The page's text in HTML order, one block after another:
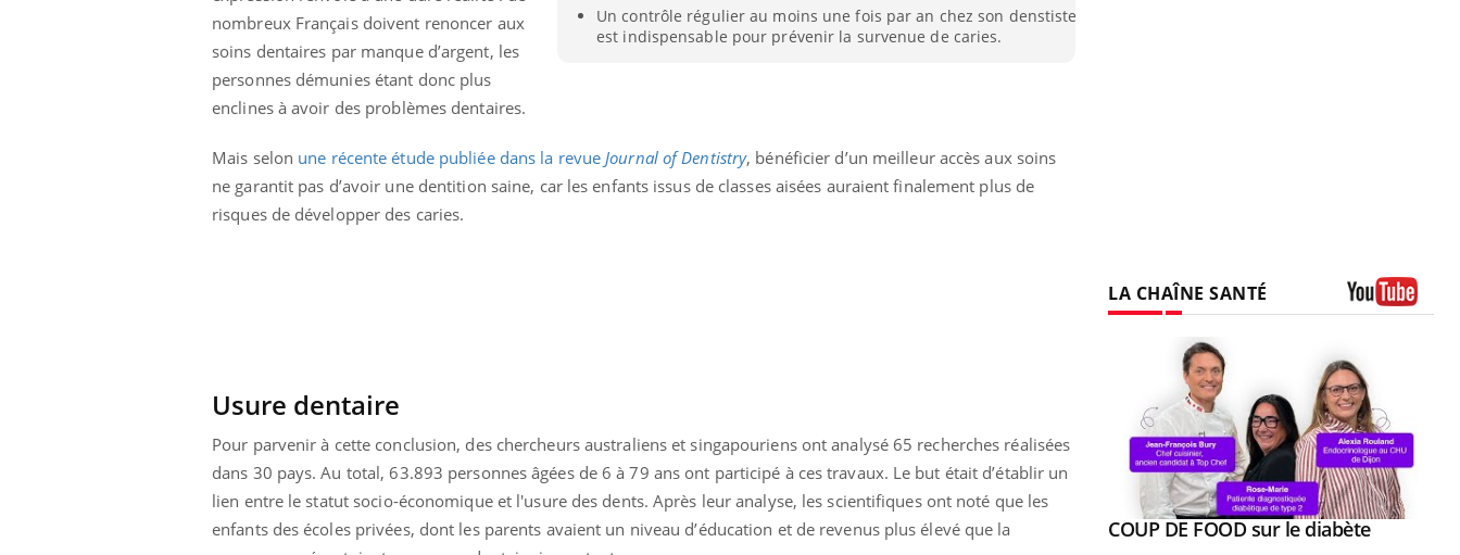
Un contrôle régulier au moins une fois par an chez son denstiste
est indispensable pour prévenir la survenue de caries.
nombreux Français doivent renoncer aux
soins dentaires par manque d’argent, les
personnes démunies étant donc plus
enclines à avoir des problèmes dentaires.
Mais selon une récente étude publiée dans la revueJournal of Dentistry, bénéficier d’un meilleur accès aux soins
ne garantit pas d’avoir une dentition saine, car les enfants issus de classes aisées auraient finalement plus de
risques de développer des caries.
Usure dentaire
Pour parvenir à cette conclusion, des chercheurs australiens et singapouriens ont analysé 65 recherches réalisées
dans 30 pays. Au total, 63.893 personnes âgées de 6 à 79 ans ont participé à ces travaux. Le but était d’établir un
lien entre le statut socio-économique et l'usure des dents. Après leur analyse, les scientifiques ont noté que les
enfants des écoles privées, dont les parents avaient un niveau d’éducation et de revenus plus élevé que la
LA CHAÎNE SANTÉ
Eczéma Chronique des Mains : se
Youtube
Youtube
Diabète & Ramadan 2026Youtube Youtube
Un « jumeau numérique » pour Youtube
COUP DE FOOD sur le diabèteYoutube